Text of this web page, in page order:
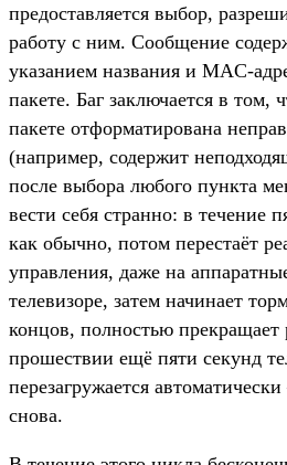
предоставляется выбор,
работу с ним. Сообщение
указанием названия и MAC-
пакете. Баг заключается в том,
пакете отформатирована
(например, содержит
после выбора любого пункта
вести себя странно: в течение
как обычно, потом перестаёт
управления, даже на
телевизоре, затем начинает
концов, полностью прекращает
прошествии ещё пяти секунд
перезагружается
снова.